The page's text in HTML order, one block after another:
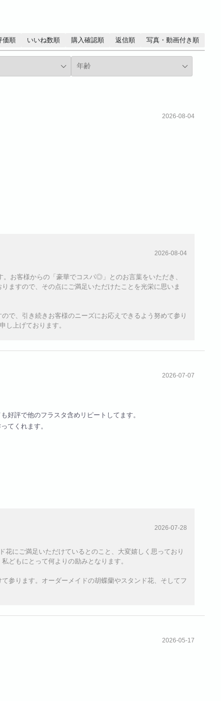
価順 いいね数順 購入確認順 返信順 写真・動画付き順
2026-08-04
2026-08-04
お客様からの「豪華でコスパ◎」とのお言葉をいただき、
ますので、その点にご満足いただけたことを光栄に思いま
で、引き続きお客様のニーズにお応えできるよう努めて参り
し上げております。
2026-07-07
好評で他のフラスタ含めリピートしてます。
てくれます。
2026-07-28
にご満足いただけているとのこと、大変嬉しく思っており
どもにとって何よりの励みとなります。
参ります。オーダーメイドの胡蝶蘭やスタンド花、そしてフ
2026-05-17